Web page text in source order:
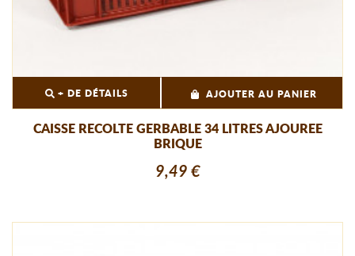
+ DE DÉTAILS AJOUTER AU PANIER
CAISSE RECOLTE GERBABLE 34 LITRES AJOUREE
BRIQUE
9,49 €